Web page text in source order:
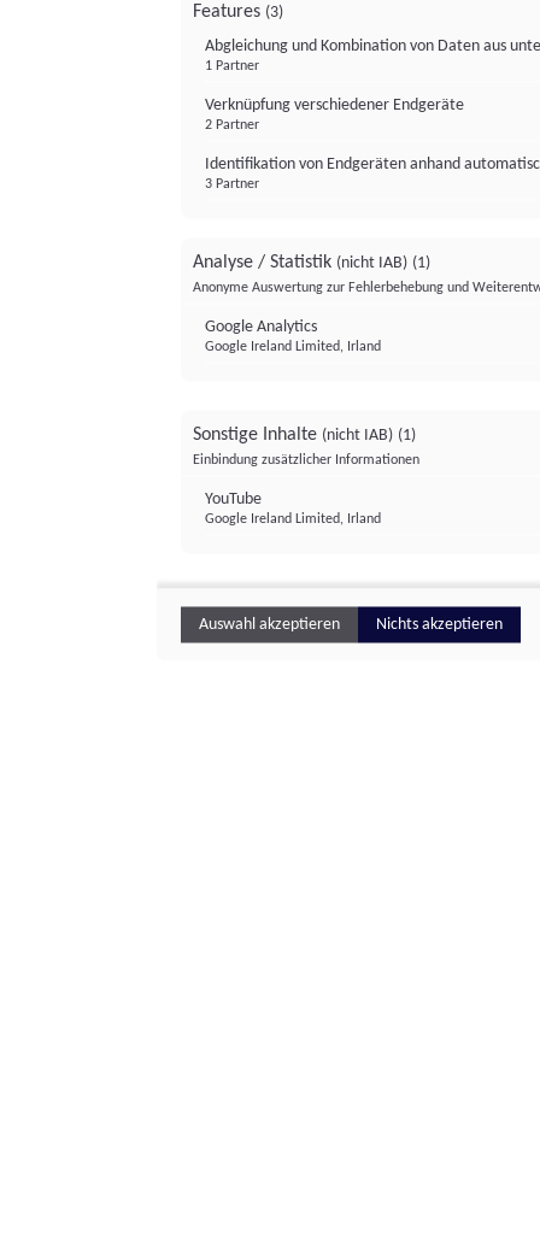
Features (3)
Abgleichung und Kombination von Daten aus
1 Partner
Verknüpfung verschiedener Endgeräte
2 Partner
Identifikation von Endgeräten anhand
3 Partner
Analyse / Statistik (nicht IAB) (1)
Anonyme Auswertung zur Fehlerbehebung und
Google Analytics
Google Ireland Limited, Irland
Sonstige Inhalte (nicht IAB) (1)
Einbindung zusätzlicher Informationen
YouTube
Google Ireland Limited, Irland
Auswahl akzeptieren Nichts akzeptieren